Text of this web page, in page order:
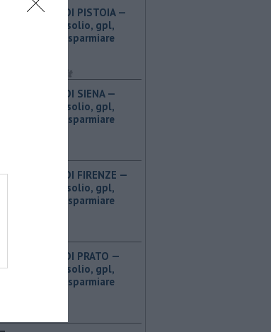
PROVINCIA DI PISTOIA — ​
Benzina, gasolio, gpl,
ecco dove risparmiare
PROVINCIA DI SIENA — ​
Benzina, gasolio, gpl,
ecco dove risparmiare
PROVINCIA DI FIRENZE — ​
Benzina, gasolio, gpl,
ecco dove risparmiare
PROVINCIA DI PRATO — ​
Benzina, gasolio, gpl,
ecco dove risparmiare